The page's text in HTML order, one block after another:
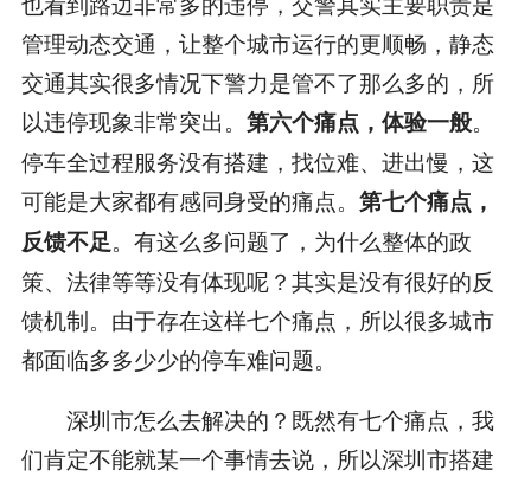
管理动态交通，让整个城市运行的更顺畅，静态
交通其实很多情况下警力是管不了那么多的，所
以违停现象非常突出。 第六个痛点，体验一般。
停车全过程服务没有搭建，找位难、进出慢，这
可能是大家都有感同身受的痛点。 第七个痛点，
反馈不足。有这么多问题了，为什么整体的政
策、法律等等没有体现呢？其实是没有很好的反
馈机制。由于存在这样七个痛点，所以很多城市
都面临多多少少的停车难问题。
深圳市怎么去解决的？既然有七个痛点，我
们肯定不能就某一个事情去说，所以深圳市搭建